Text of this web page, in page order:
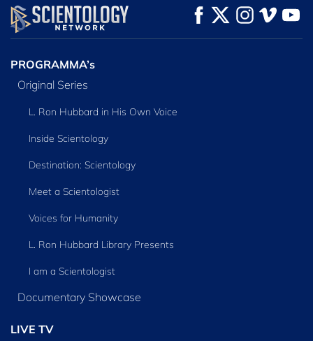
KIJK VERKEN DE SERIE
PROGRAMMA’s
Original Series
L. Ron Hubbard in His Own Voice
Inside Scientology
Destination: Scientology
Meet a Scientologist
Voices for Humanity
L. Ron Hubbard Library Presents
I am a Scientologist
Documentary Showcase
LIVE TV